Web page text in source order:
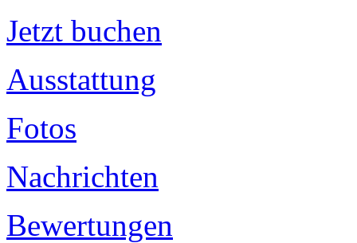
Jetzt buchen
Ausstattung
Fotos
Nachrichten
Bewertungen